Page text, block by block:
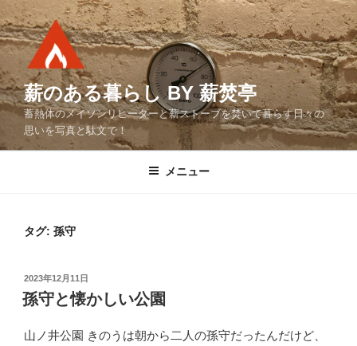
ン
テ
ン
ツ
へ
キ
薪のある暮らし BY 薪焚亭
蓄熱体のメイソンリヒーターと薪ストーブを焚いて暮らす日々の
思いを写真と駄文で！
メニュー
タグ: 孫守
投
稿
日:
2023年12月11日
孫守と懐かしい公園
山ノ井公園 きのうは朝から二人の孫守だったんだけど、